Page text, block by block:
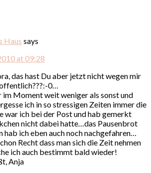
Haus says
at 09:28
das hast Du aber jetzt nicht wegen mir
0…
im Moment weit weniger als sonst und
ich in so stressigen Zeiten immer die
war ich bei der Post und hab gemerkt
nicht dabei hatte…das Pausenbrot
hab ich eben auch noch nachgefahren…
Recht dass man sich die Zeit nehmen
ich auch bestimmt bald wieder!
Anja